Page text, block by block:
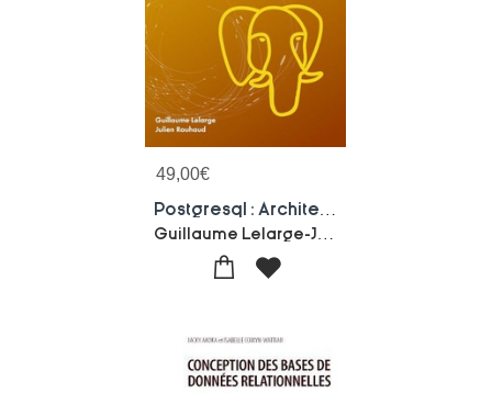
49,00€